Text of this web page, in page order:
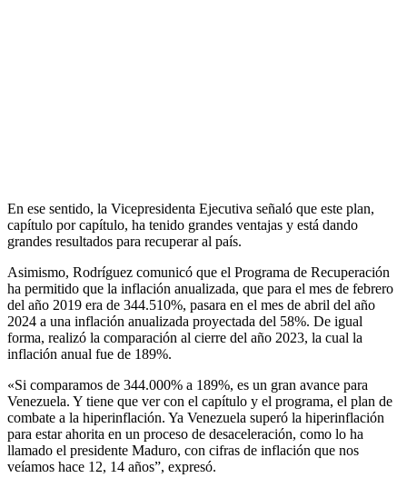
En ese sentido, la Vicepresidenta Ejecutiva señaló que este plan,
capítulo por capítulo, ha tenido grandes ventajas y está dando
grandes resultados para recuperar al país.
Asimismo, Rodríguez comunicó que el Programa de Recuperación
ha permitido que la inflación anualizada, que para el mes de febrero
del año 2019 era de 344.510%, pasara en el mes de abril del año
2024 a una inflación anualizada proyectada del 58%. De igual
forma, realizó la comparación al cierre del año 2023, la cual la
inflación anual fue de 189%.
«Si comparamos de 344.000% a 189%, es un gran avance para
Venezuela. Y tiene que ver con el capítulo y el programa, el plan de
combate a la hiperinflación. Ya Venezuela superó la hiperinflación
para estar ahorita en un proceso de desaceleración, como lo ha
llamado el presidente Maduro, con cifras de inflación que nos
veíamos hace 12, 14 años”, expresó.